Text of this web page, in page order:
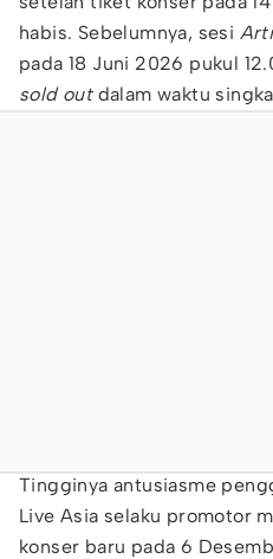
habis. Sebelumnya, sesi
pada 18 Juni 2026 pukul
sold out dalam waktu
Tingginya antusiasme
Live Asia selaku promotor
konser baru pada 6